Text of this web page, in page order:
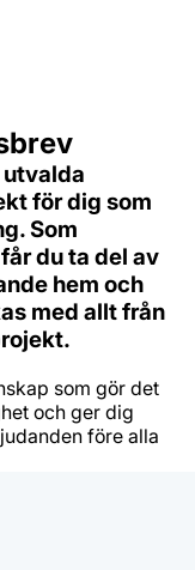
utvalda
för dig som
Som
du ta del av
hem och
med allt från
som gör det
och ger dig
före alla